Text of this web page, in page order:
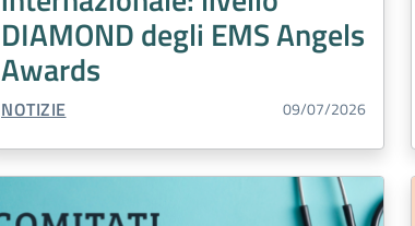
DIAMOND degli EMS Angels
Awards
TIPO CONTENUTO:
NOTIZIE 09/07/2026